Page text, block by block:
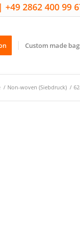
2862 400 99
Custom made
/ Non-woven (Siebdruck) /